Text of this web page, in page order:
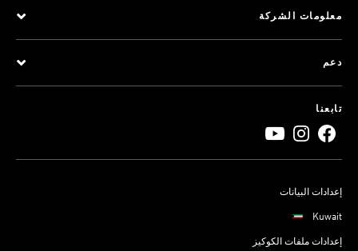
معلومات الشركة
دعم
تابعنا
إعدادات البيانات
Kuwait
إعدادات ملفات الكوكيز